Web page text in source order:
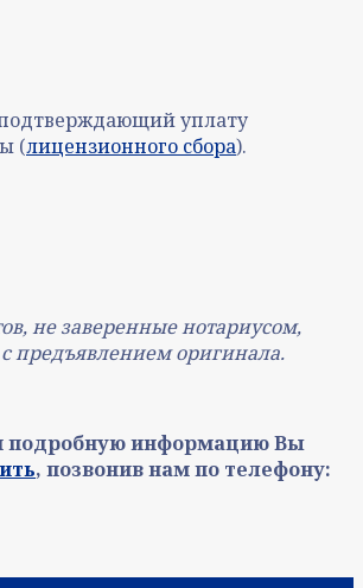
уплату
(лицензионного сбора).
не заверенные нотариусом,
предъявлением оригинала.
подробную информацию Вы
, позвонив нам по телефону: